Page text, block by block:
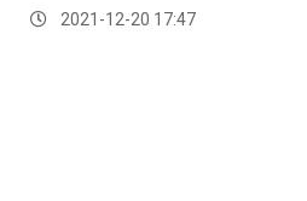
2021-12-20 17:47